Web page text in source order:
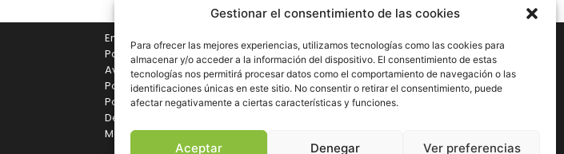
Gestionar el consentimiento de las cookies
Para ofrecer las mejores experiencias, utilizamos tecnologías como las cookies para
almacenar y/o acceder a la información del dispositivo. El consentimiento de estas
tecnologías nos permitirá procesar datos como el comportamiento de navegación o las
identificaciones únicas en este sitio. No consentir o retirar el consentimiento, puede
afectar negativamente a ciertas características y funciones.
Aceptar Denegar Ver preferencias
Envíos y Devoluciones
Pago seguro
Aviso legal
Política de cookies
Política de privacidad
Declaración de accesibilidad
Mapa del sitio